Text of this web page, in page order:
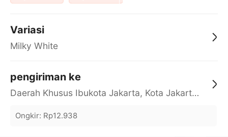
Variasi
Milky White
pengiriman ke
Daerah Khusus Ibukota Jakarta, Kota Jakarta Barat, Cengkareng, yy
Ongkir: Rp12.938